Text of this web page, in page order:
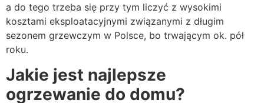
a do tego trzeba się przy tym liczyć z wysokimi
kosztami eksploatacyjnymi związanymi z długim
sezonem grzewczym w Polsce, bo trwającym ok. pół
roku.
Jakie jest najlepsze
ogrzewanie do domu?